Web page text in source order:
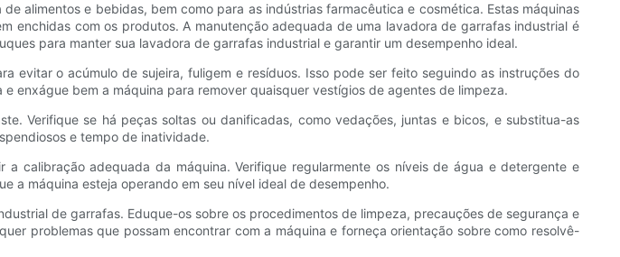
alimentos e bebidas, bem como para as indústrias farmacêutica e cosmética. Estas máquinas
enchidas com os produtos. A manutenção adequada de uma lavadora de garrafas industrial é
para manter sua lavadora de garrafas industrial e garantir um desempenho ideal.
evitar o acúmulo de sujeira, fuligem e resíduos. Isso pode ser feito seguindo as instruções do
enxágue bem a máquina para remover quaisquer vestígios de agentes de limpeza.
Verifique se há peças soltas ou danificadas, como vedações, juntas e bicos, e substitua-as
e tempo de inatividade.
calibração adequada da máquina. Verifique regularmente os níveis de água e detergente e
a máquina esteja operando em seu nível ideal de desempenho.
de garrafas. Eduque-os sobre os procedimentos de limpeza, precauções de segurança e
problemas que possam encontrar com a máquina e forneça orientação sobre como resolvê-